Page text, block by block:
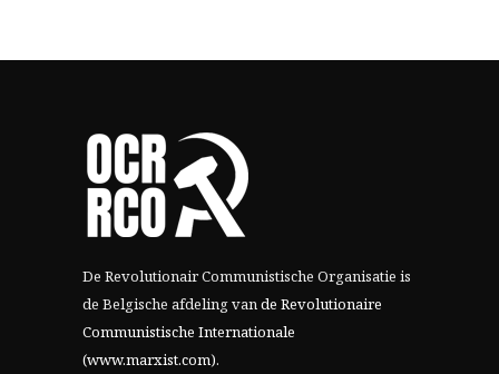
De Revolutionair Communistische Organisatie is
de Belgische afdeling vande Revolutionaire
Communistische Internationale
(www.marxist.com).